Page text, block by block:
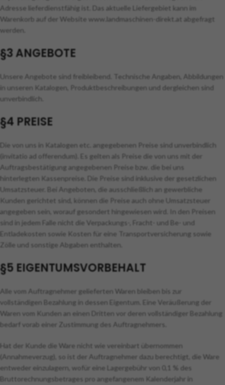
Adresse lieferdienstfähig ist. Das aktuelle Liefergebiet kann im
Warenkorb auf der Website www.landmaschinen-direkt.at abgefragt
werden.
§3 ANGEBOTE
Unsere Angebote sind freibleibend. Technische Angaben, Abbildungen
in unseren Katalogen, Produktbeschreibungen und dergleichen sind
unverbindlich.
§4 PREISE
Die von uns in Katalogen etc. angegebenen Preise sind unverbindlich
(invitatio ad offerendum). Es gelten als Preise die von uns mit der
Auftragsbestätigung angegebenen Preise bzw. die bei uns
hinterlegten Kassenpreise. Die Preise sind inklusive der gesetzlichen
Umsatzsteuer. Bei Angeboten, die ausschließlich an gewerbliche
Kunden gerichtet sind, können die Preise auch ohne Umsatzsteuer
angegeben sein, worauf gesondert hingewiesen wird. In den Preisen
sind in jedem Falle nicht die Verpackungs-, Fracht- und Be- und
Entladekosten sowie Kosten für eine Transportversicherung sowie
Zölle und sonstige Abgaben enthalten.
§5 EIGENTUMSVORBEHALT
Alle vom Auftragnehmer gelieferten Waren bleiben bis zur
vollständigen Bezahlung in dessen Eigentum. Eine Veräußerung der
Waren vom Kunden an einen Dritten vor deren vollständiger Bezahlung
bedarf vorab einer Zustimmung des Auftragnehmers.
Hat der Kunde die Ware nicht wie vereinbart übernommen
(Annahmeverzug), so ist der Auftragnehmer dazu berechtigt, die Ware
entweder einzulagern, wofür eine Lagergebühr von 0,1 % des
Bruttorechnungsbetrages pro angefangenem Kalenderjahr in